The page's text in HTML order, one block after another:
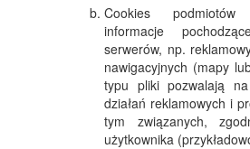
Cookies
informacje
serwerów, np.
nawigacyjnych (mapy
typu pliki pozwalają
działań reklamowych i
tym związanych,
użytkownika